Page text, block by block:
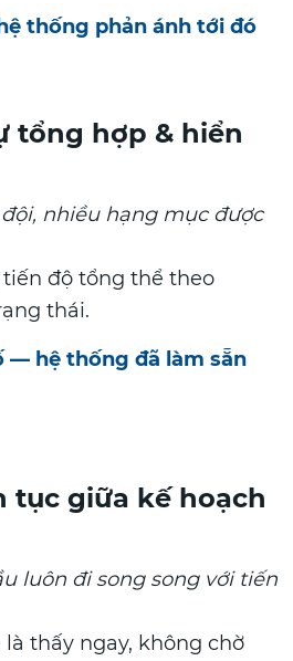
thống phản ánh tới đó
tổng hợp & hiển
nhiều hạng mục được
độ tổng thể theo
thái.
— hệ thống đã làm sẵn
tục giữa kế hoạch
luôn đi song song với tiến
là thấy ngay, không chờ